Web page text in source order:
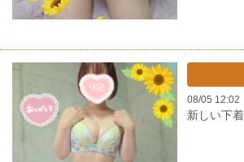
08/05 12:02
新しい下着